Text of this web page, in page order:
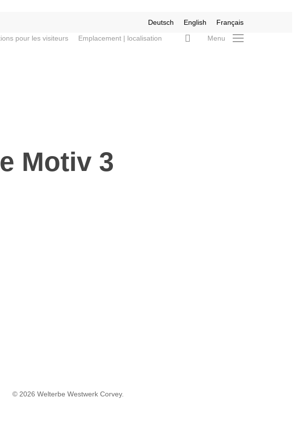
Deutsch English
Français
pour les visiteurs Emplacement | localisation search
Menu
Motiv 3
© 2026 Welterbe Westwerk Corvey.